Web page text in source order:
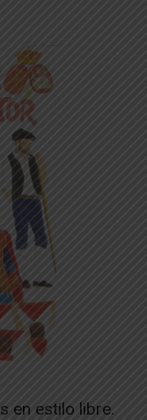
en estilo libre.